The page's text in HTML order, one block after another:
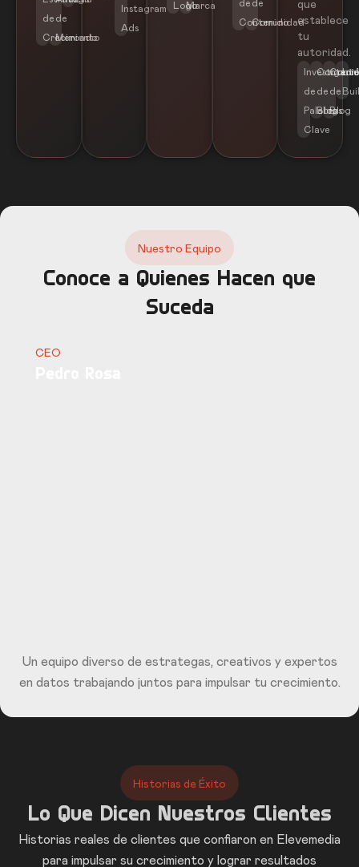
de
Crecimiento
de
Mercado
Instagram
Ads
LogoMarca
de
Contenido
de
Comunidad
que
establece
tu
autoridad.
de
Palabras
Clave
de
Blog
de
Blog
Nuestro Equipo
Conoce a Quienes Hacen que
Suceda
CEO
Un equipo diverso de estrategas, creativos y expertos
en datos trabajando juntos para impulsar tu crecimiento.
Historias de Éxito
Lo Que Dicen Nuestros Clientes
Historias reales de clientes que confiaron en Elevemedia
para impulsar su crecimiento y lograr resultados